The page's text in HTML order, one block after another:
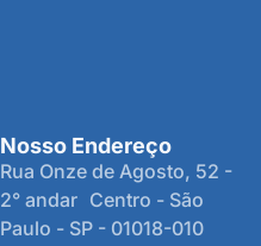
Nosso Endereço
Rua Onze de Agosto, 52 -
2° andar Centro - São
Paulo - SP - 01018-010